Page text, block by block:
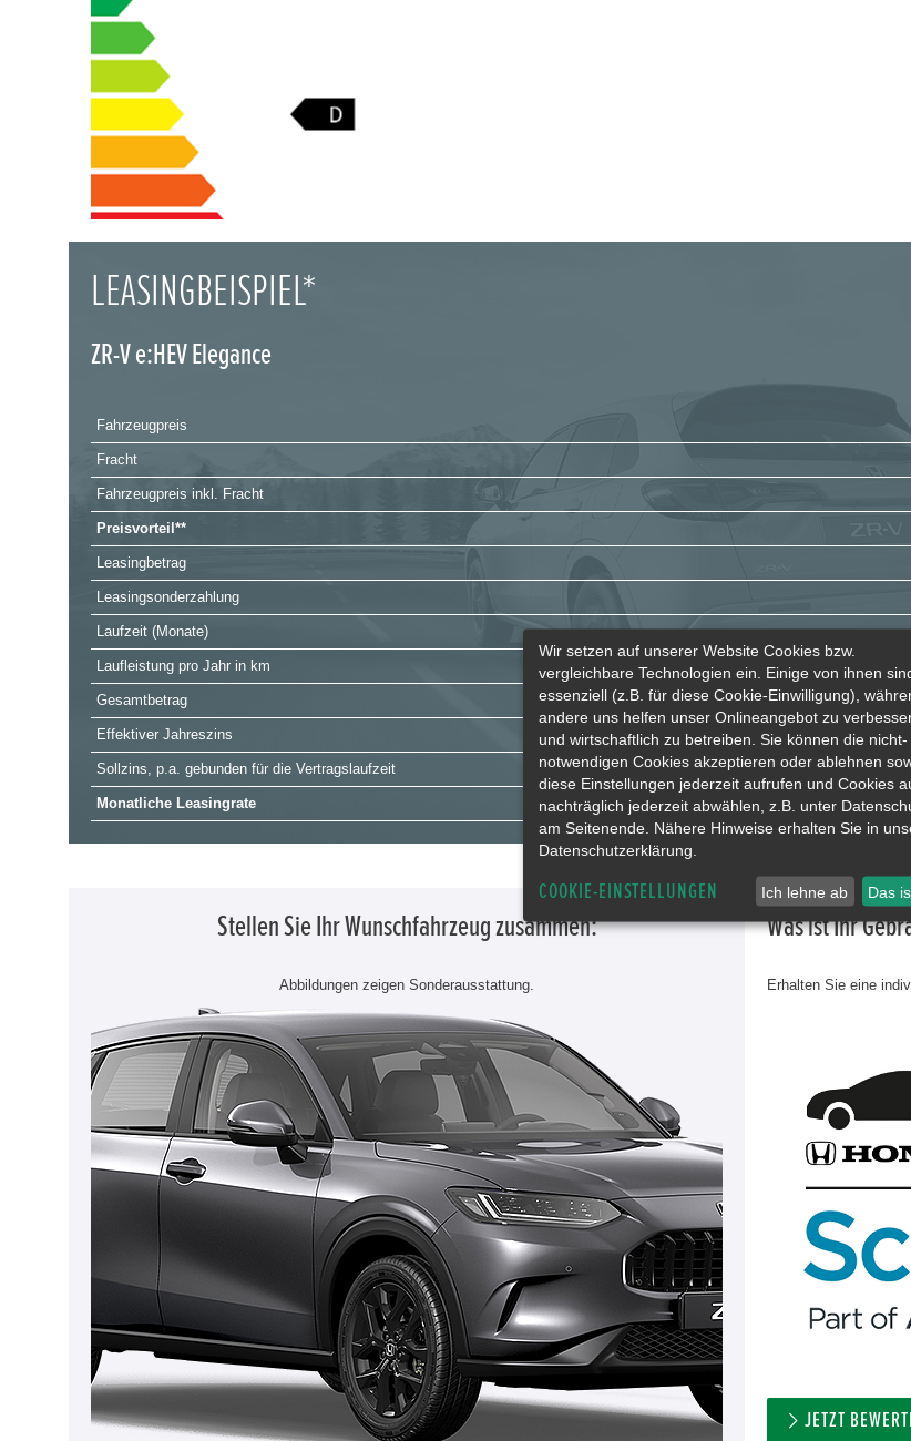
LEASINGBEISPIEL*
ZR-V e:HEV Elegance
Fahrzeugpreis
Fracht
Fahrzeugpreis inkl. Fracht
Preisvorteil**
Leasingbetrag
Leasingsonderzahlung
Laufzeit (Monate)
Laufleistung pro Jahr in km
Gesamtbetrag
Effektiver Jahreszins
Sollzins, p.a. gebunden für die Vertragslaufzeit
Monatliche Leasingrate
Stellen Sie Ihr Wunschfahrzeug zusammen:
Abbildungen zeigen Sonderausstattung.
Was ist Ihr
Erhalten Sie eine
JETZT
Wir setzen auf unserer Website Cookies bzw.
vergleichbare Technologien ein. Einige von ihnen
essenziell (z.B. für diese Cookie-Einwilligung),
andere uns helfen unser Onlineangebot zu
und wirtschaftlich zu betreiben. Sie können die nicht-
notwendigen Cookies akzeptieren oder ablehnen
diese Einstellungen jederzeit aufrufen und Cookies
nachträglich jederzeit abwählen, z.B. unter
am Seitenende. Nähere Hinweise erhalten Sie in
Datenschutzerklärung.
COOKIE-EINSTELLUNGEN Ich lehne ab Das